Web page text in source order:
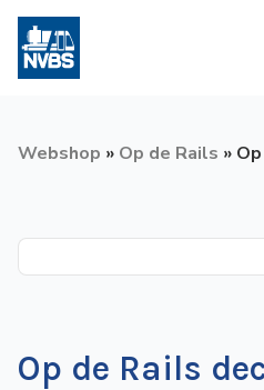
Op de Rails
Actueel
Webshop » Op de Rails »
Op de Rails